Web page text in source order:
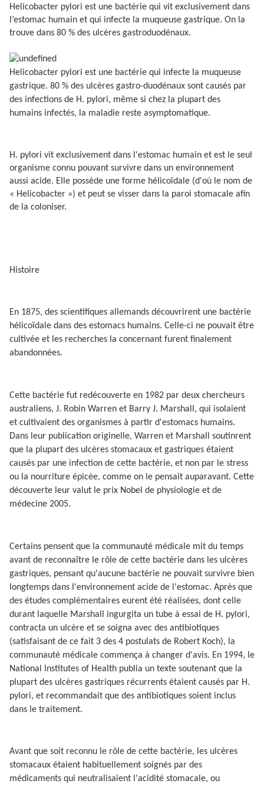
Helicobacter pylori est une bactérie qui vit exclusivement dans
l’estomac humain et qui infecte la muqueuse gastrique. On la
trouve dans 80 % des ulcères gastroduodénaux.
Helicobacter pylori est une bactérie qui infecte la muqueuse
gastrique. 80 % des ulcères gastro-duodénaux sont causés par
des infections de H. pylori, même si chez la plupart des
humains infectés, la maladie reste asymptomatique.
H. pylori vit exclusivement dans l'estomac humain et est le seul
organisme connu pouvant survivre dans un environnement
aussi acide. Elle possède une forme hélicoïdale (d'où le nom de
« Helicobacter ») et peut se visser dans la paroi stomacale afin
de la coloniser.
Histoire
En 1875, des scientifiques allemands découvrirent une bactérie
hélicoïdale dans des estomacs humains. Celle-ci ne pouvait être
cultivée et les recherches la concernant furent finalement
abandonnées.
Cette bactérie fut redécouverte en 1982 par deux chercheurs
australiens, J. Robin Warren et Barry J. Marshall, qui isolaient
et cultivaient des organismes à partir d'estomacs humains.
Dans leur publication originelle, Warren et Marshall soutinrent
que la plupart des ulcères stomacaux et gastriques étaient
causés par une infection de cette bactérie, et non par le stress
ou la nourriture épicée, comme on le pensait auparavant. Cette
découverte leur valut le prix Nobel de physiologie et de
médecine 2005.
Certains pensent que la communauté médicale mit du temps
avant de reconnaître le rôle de cette bactérie dans les ulcères
gastriques, pensant qu'aucune bactérie ne pouvait survivre bien
longtemps dans l'environnement acide de l'estomac. Après que
des études complémentaires eurent été réalisées, dont celle
durant laquelle Marshall ingurgita un tube à essai de H. pylori,
contracta un ulcère et se soigna avec des antibiotiques
(satisfaisant de ce fait 3 des 4 postulats de Robert Koch), la
communauté médicale commença à changer d'avis. En 1994, le
National Institutes of Health publia un texte soutenant que la
plupart des ulcères gastriques récurrents étaient causés par H.
pylori, et recommandait que des antibiotiques soient inclus
dans le traitement.
Avant que soit reconnu le rôle de cette bactérie, les ulcères
stomacaux étaient habituellement soignés par des
médicaments qui neutralisaient l'acidité stomacale, ou